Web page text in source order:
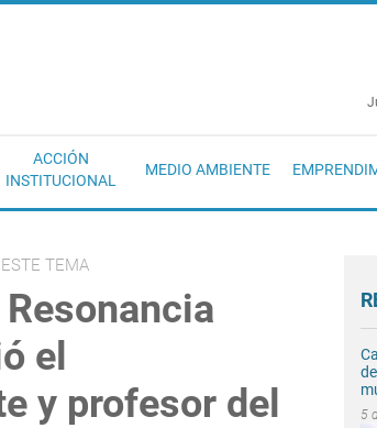
ACCIÓN
INSTITUCIONAL
MEDIO AMBIENTE
TEMA
el
y profesor del
5